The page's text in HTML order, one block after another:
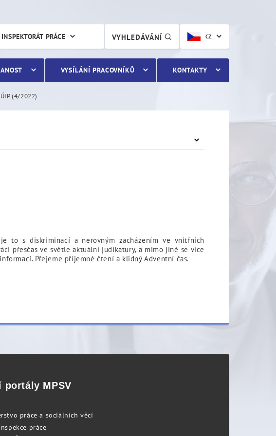
CZ
VYHLEDÁVÁNÍ
PRÁCE
VYSÍLÁNÍ PRACOVNÍKŮ KONTAKTY
(4/2022)
to s diskriminací a nerovným zacházením ve vnitřních
přesčas ve světle aktuální judikatury, a mimo jiné se více
Přejeme příjemné čtení a klidný Adventní čas.
portály MPSV
práce a sociálních věcí
práce